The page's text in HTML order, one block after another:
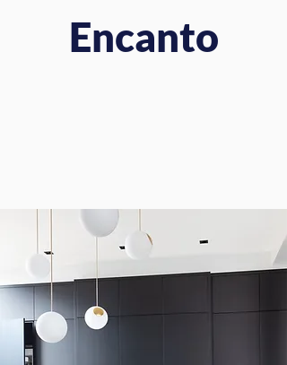
Encanto